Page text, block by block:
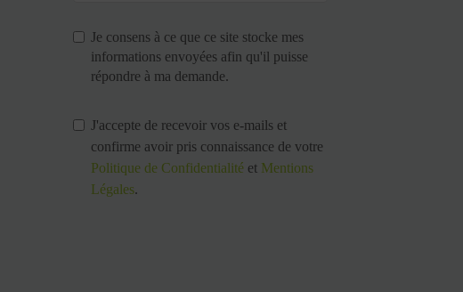
Je consens à ce que ce site stocke mes
informations envoyées afin qu'il puisse
répondre à ma demande.
J'accepte de recevoir vos e-mails et
confirme avoir pris connaissance de votre
Politique de Confidentialité et Mentions
Légales.